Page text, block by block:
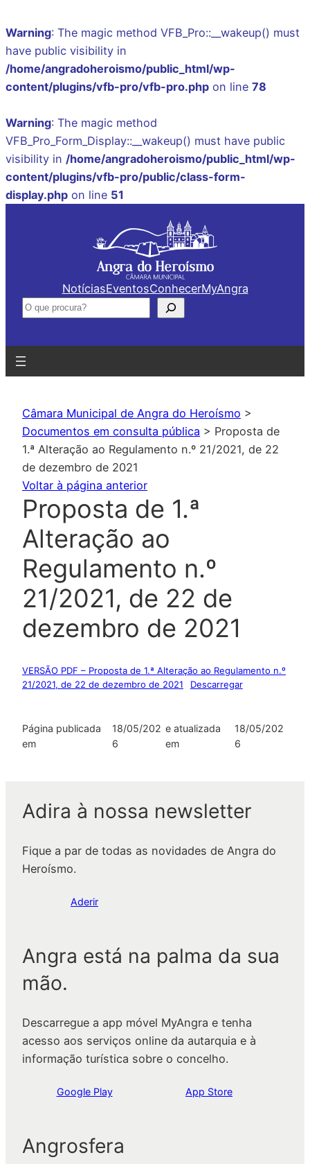
Warning: The magic method VFB_Pro::__wakeup() must
have public visibility in
/home/angradoheroismo/public_html/wp-
content/plugins/vfb-pro/vfb-pro.php on line 78
Warning: The magic method
VFB_Pro_Form_Display::__wakeup() must have public
visibility in /home/angradoheroismo/public_html/wp-
content/plugins/vfb-pro/public/class-form-
display.php on line 51
NotíciasEventosConhecerMyAngra
Pesquisar
Câmara Municipal de Angra do Heroísmo >
Documentos em consulta pública > Proposta de
1.ª Alteração ao Regulamento n.º 21/2021, de 22
de dezembro de 2021
Voltar à página anterior
Proposta de 1.ª
Alteração ao
Regulamento n.º
21/2021, de 22 de
dezembro de 2021
VERSÃO PDF – Proposta de 1.ª Alteração ao Regulamento n.º
21/2021, de 22 de dezembro de 2021
Descarregar
Página publicada
em
18/05/202
6
e atualizada
em
18/05/202
6
Adira à nossa newsletter
Fique a par de todas as novidades de Angra do
Heroísmo.
Aderir
Angra está na palma da sua
mão.
Descarregue a app móvel MyAngra e tenha
acesso aos serviços online da autarquia e à
informação turística sobre o concelho.
Google Play App Store
Angrosfera